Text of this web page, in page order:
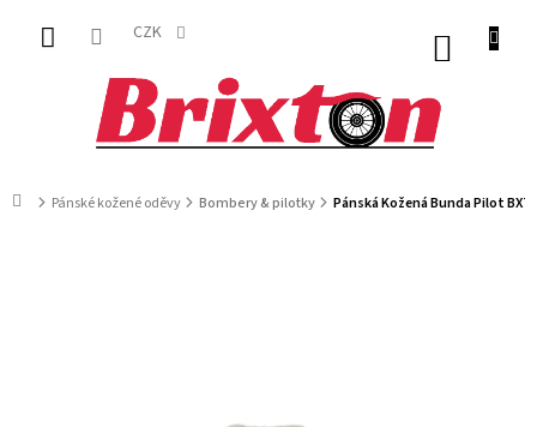
obsah
CZK
DomůPánské kožené oděvy Bombery & pilotky Pánská Kožená Bunda Pilot